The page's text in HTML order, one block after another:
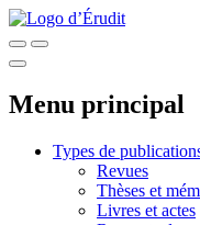
Menu principal
Types de
Revues
Thèses et
Livres et actes